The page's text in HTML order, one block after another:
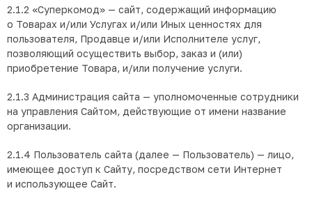
2.1.2 «Суперкомод» — сайт, содержащий информацию
о Товарах и/или Услугах и/или Иных ценностях для
пользователя, Продавце и/или Исполнителе услуг,
позволяющий осуществить выбор, заказ и (или)
приобретение Товара, и/или получение услуги.
2.1.3 Администрация сайта — уполномоченные сотрудники
на управления Сайтом, действующие от имени название
организации.
2.1.4 Пользователь сайта (далее — Пользователь) — лицо,
имеющее доступ к Сайту, посредством сети Интернет
и использующее Сайт.